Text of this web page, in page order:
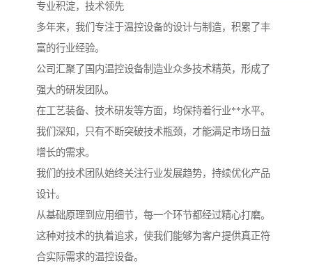
专业积淀，技术领先
多年来，我们专注于温控设备的设计与制造，积累了丰
富的行业经验。
公司汇聚了国内温控设备制造业众多技术精英，形成了
强大的研发团队。
在工艺装备、技术研发等方面，均保持着行业**水平。
我们深知，只有不断突破技术瓶颈，才能满足市场日益
增长的需求。
我们的技术团队始终关注行业发展趋势，持续优化产品
设计。
从基础原理到应用细节，每一个环节都经过精心打磨。
这种对技术的执着追求，使我们能够为客户提供真正符
合实际需求的温控设备。